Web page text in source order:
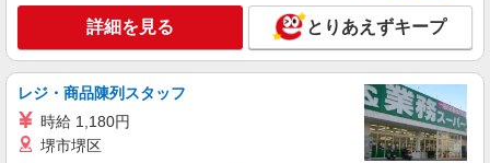
詳細を見る とりあえずキープ
レジ・商品陳列スタッフ
時給 1,180円
堺市堺区